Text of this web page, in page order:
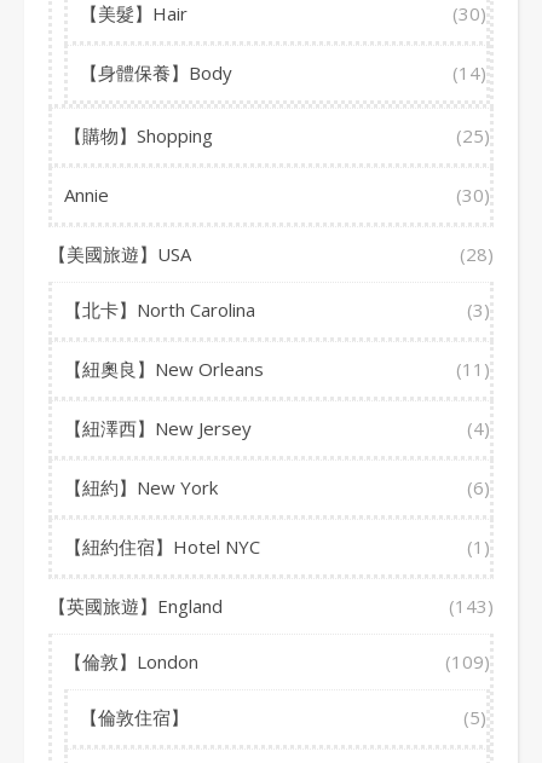
【美髮】Hair (30)
【身體保養】Body (14)
【購物】Shopping (25)
Annie (30)
【美國旅遊】USA (28)
【北卡】North Carolina (3)
【紐奧良】New Orleans (11)
【紐澤西】New Jersey (4)
【紐約】New York (6)
【紐約住宿】Hotel NYC (1)
【英國旅遊】England (143)
【倫敦】London (109)
【倫敦住宿】 (5)